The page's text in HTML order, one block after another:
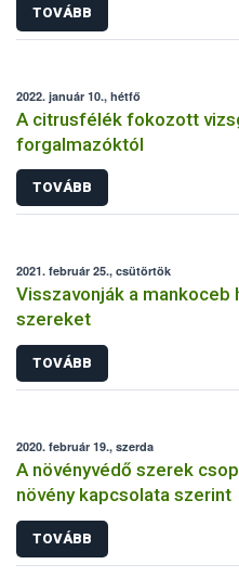
TOVÁBB
2022. január 10., hétfő
A citrusfélék fokozott
forgalmazóktól
TOVÁBB
2021. február 25., csütörtök
Visszavonják a mankoceb
szereket
TOVÁBB
2020. február 19., szerda
A növényvédő szerek
növény kapcsolata szerint
TOVÁBB